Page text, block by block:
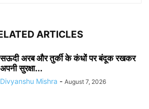
ARTICLES
सऊदी अरब और तुर्की के कंधों पर बंदूक रखकर
अपनी सुरक्षा...
Divyanshu Mishra - August 7, 2026